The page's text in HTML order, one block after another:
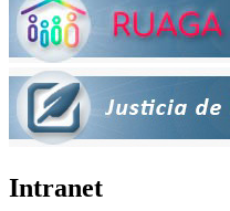
Intranet